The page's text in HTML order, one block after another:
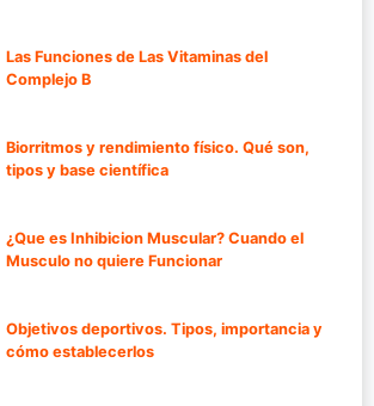
Las Funciones de Las Vitaminas del
Complejo B
Biorritmos y rendimiento físico. Qué son,
tipos y base científica
¿Que es Inhibicion Muscular? Cuando el
Musculo no quiere Funcionar
Objetivos deportivos. Tipos, importancia y
cómo establecerlos